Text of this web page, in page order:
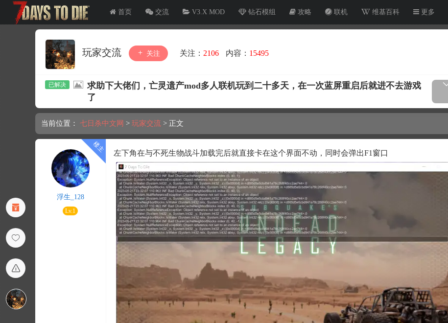
首页 交流 V3.X MOD 钻石模组 攻略 联机 维基百科 更多
玩家交流 关注 关注： 2106 内容： 15495
求助下大佬们，亡灵遗产mod多人联机玩到二十多天，在一次蓝屏重启后就进不去游戏
了
当前位置： 七日杀中文网 > 玩家交流 > 正文
浮生_128
Lv.1
左下角在与不死生物战斗加载完后就直接卡在这个界面不动，同时会弹出F1窗口